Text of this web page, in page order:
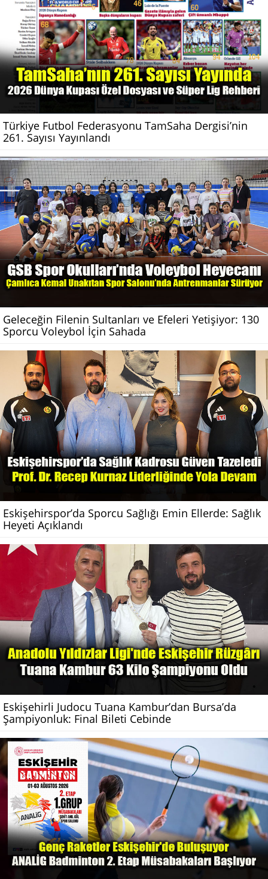
Türkiye Futbol Federasyonu TamSaha Dergisi’nin
261. Sayısı Yayınlandı
Geleceğin Filenin Sultanları ve Efeleri Yetişiyor: 130
Sporcu Voleybol İçin Sahada
Eskişehirspor’da Sporcu Sağlığı Emin Ellerde: Sağlık
Heyeti Açıklandı
Eskişehirli Judocu Tuana Kambur’dan Bursa’da
Şampiyonluk: Final Bileti Cebinde